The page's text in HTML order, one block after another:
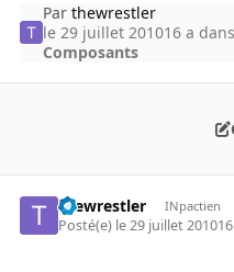
Parthewrestler
le 29 juillet 201016 a dans
Composants
thewrestler INpactien
Posté(e) le 29 juillet 2010